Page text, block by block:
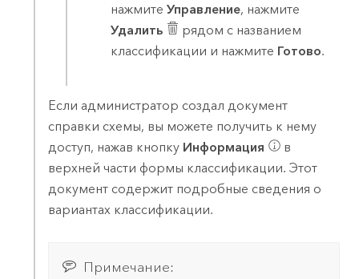
нажмитеУправление, нажмите
Удалить
рядом с названием
классификации и нажмите Готово.
Если администратор создал документ
справки схемы, вы можете получить к нему
доступ, нажав кнопку Информация
в
верхней части формы классификации. Этот
документ содержит подробные сведения о
вариантах классификации.
Примечание: